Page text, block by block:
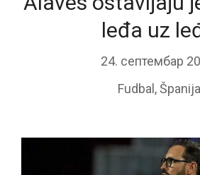
leđa uz
24. септембар
Fudbal ,Španija